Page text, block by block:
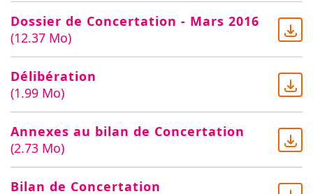
Dossier de Concertation - Mars 2016
(12.37 Mo)
Délibération
(1.99 Mo)
Annexes au bilan de Concertation
(2.73 Mo)
Bilan de Concertation